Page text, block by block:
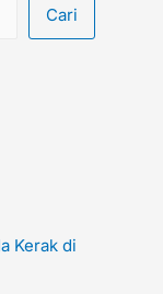
Cari
Kerak di